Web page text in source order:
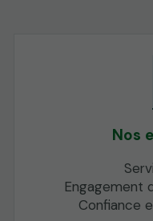
Nos
Engagement
Confiance